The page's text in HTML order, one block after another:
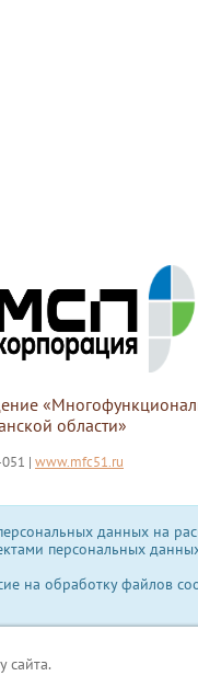
области»
| www.mfc51.ru
данных на
персональных
на обработку файлов
сайта.